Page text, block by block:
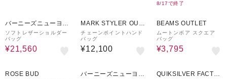
8/17で終了
バーニーズニューヨー
ク
ソフトレザーショルダー
バッグ
¥21,560
MARK STYLER OUT
LET
チェーンポイントハンド
バッグ
¥12,100
BEAMS OUTLET
ムートンボア スクエア
バッグ
¥3,795
ROSE BUD
バーニーズニューヨー
QUIKSILVER FACTO